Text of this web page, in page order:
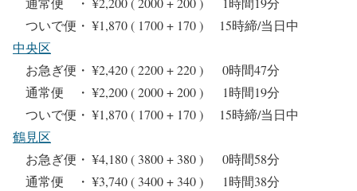
ついで便・ ¥1,870 ( 1700 + 170 ) 15時締/当日中
中央区
お急ぎ便・ ¥2,420 ( 2200 + 220 ) 0時間47分
通常便 ・ ¥2,200 ( 2000 + 200 ) 1時間19分
ついで便・ ¥1,870 ( 1700 + 170 ) 15時締/当日中
鶴見区
お急ぎ便・ ¥4,180 ( 3800 + 380 ) 0時間58分
通常便 ・ ¥3,740 ( 3400 + 340 ) 1時間38分